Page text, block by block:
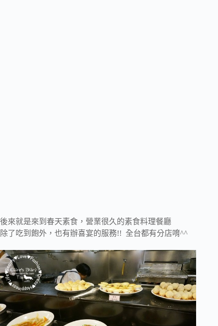
後來就是來到春天素食，營業很久的素食料理餐廳
除了吃到飽外，也有辦喜宴的服務!! 全台都有分店唷^^